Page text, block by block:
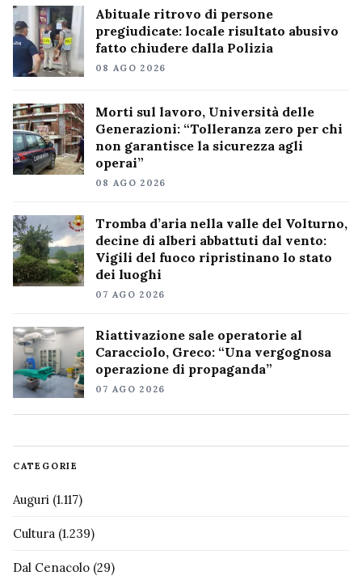
Abituale ritrovo di persone
pregiudicate: locale risultato abusivo
fatto chiudere dalla Polizia
08 AGO 2026
Morti sul lavoro, Università delle
Generazioni: “Tolleranza zero per chi
non garantisce la sicurezza agli
operai”
08 AGO 2026
Tromba d’aria nella valle del Volturno,
decine di alberi abbattuti dal vento:
Vigili del fuoco ripristinano lo stato
dei luoghi
07 AGO 2026
Riattivazione sale operatorie al
Caracciolo, Greco: “Una vergognosa
operazione di propaganda”
07 AGO 2026
CATEGORIE
Auguri (1.117)
Cultura (1.239)
Dal Cenacolo (29)